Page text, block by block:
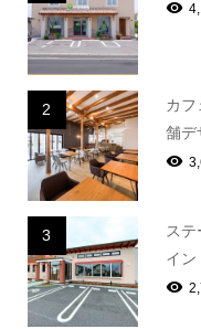
2
カ
舗デ
3
ス
イ